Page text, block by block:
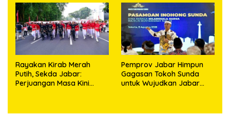
Rayakan Kirab Merah
Putih, Sekda Jabar:
Perjuangan Masa Kini
Pemprov Jabar Himpun
Gagasan Tokoh Sunda
untuk Wujudkan Jabar